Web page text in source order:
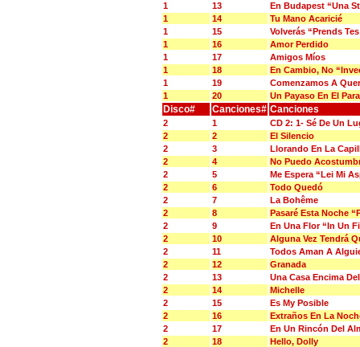
1
13
En Budapest “Una
1
14
Tu Mano Acaricié
1
15
Volverás “Prends
1
16
Amor Perdido
1
17
Amigos Míos
1
18
En Cambio, No
1
19
Comenzamos A
1
20 Un Payaso En El
Disco# Canciones# Canciones
2 1
CD 2: 1- Sé De Un
2
2
El Silencio
2
3
Llorando En La
2
4
No Puedo
2
5
Me Espera “Lei Mi
2
6
Todo Quedó
2
7
La Bohême
2
8
Pasaré Esta Noche
2
9
En Una Flor “In Un
2
10
Alguna Vez Tendrá
2
11
Todos Aman A
2
12
Granada
2
13
Una Casa Encima
2
14
Michelle
2
15
Es My Posible
2
16
Extraños En La
2
17
En Un Rincón Del
2
18 Hello, Dolly